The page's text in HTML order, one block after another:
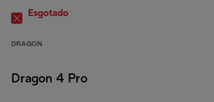
Esgotado
DRAGON
Dragon 4 Pro